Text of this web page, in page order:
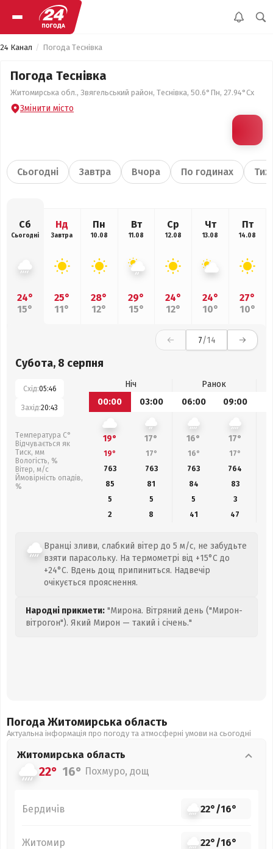
24 Канал Погода Теснівка
Погода Теснівка
Житомирська обл., Звягельський район, Теснівка, 50.6°Пн, 27.94°Сх
Змінити місто
Сьогодні Завтра Вчора По годинах
Сб
Сьогодні
24°
15°
Нд
Завтра
25°
11°
Пн
10.08
28°
12°
Вт
11.08
29°
15°
Ср
12.08
24°
12°
Чт
13.08
24°
10°
Пт
14.08
27°
10°
7/14
Субота, 8 серпня
Схід:05:46
Захід:20:43
Температура С°
Відчувається як
Тиск, мм
Вологість, %
Вітер, м/с
Ймовірність опадів,
%
Ніч
Ранок
00:00
03:00 06:00 09:00
19° 17° 16° 17°
19° 17° 16° 17°
763
763 763 764
85
81 84 83
5
5 5
3
2
8 41 47
Вранці зливи, слабкий вітер до 5 м/с, не забудьте
взяти парасольку. На термометрі від +15°C до
+24°C. Вдень дощ припиниться. Надвечір
очікується прояснення.
Народні прикмети: "Мирона. Вітряний день ("Мирон-
вітрогон"). Який Мирон — такий і січень."
Погода Житомирська область
Актуальна інформація про погоду та атмосферні умови на сьогодні
Житомирська область
22° 16° Похмуро, дощ
Бердичів 22°/16°
Житомир 22°/16°